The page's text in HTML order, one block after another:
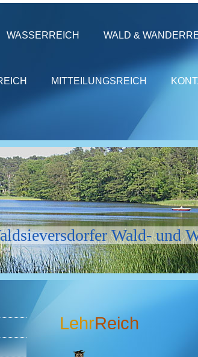
WASSERREICH WALD &
MITTEILUNGSREICH
Wald- und
LehrReich